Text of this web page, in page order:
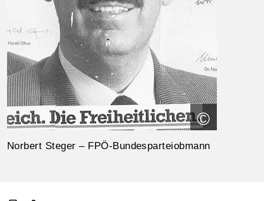
©
Norbert Steger – FPÖ-Bundesparteiobmann